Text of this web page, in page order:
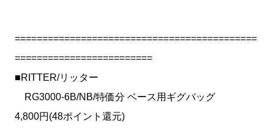
============================================
=========================
■RITTER/リッター
RG3000-6B/NB/特価分 ベース用ギグバッグ
4,800円(48ポイント還元)